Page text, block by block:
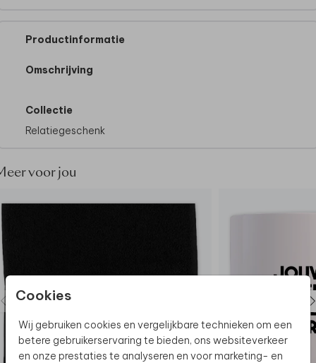
Cookies
Wij gebruiken cookies en vergelijkbare technieken om een
betere gebruikerservaring te bieden, ons websiteverkeer
en onze prestaties te analyseren en voor marketing- en
Productinformatie
Omschrijving
Collectie
Relatiegeschenk
voor jou